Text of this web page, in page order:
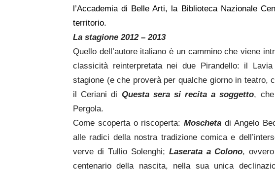
l’Accademia di Belle Arti, la Biblioteca Nazionale
territorio.
La stagione 2012 – 2013
Quello dell’autore italiano è un cammino che viene
classicità reinterpretata nei due Pirandello: il
stagione (e che proverà per qualche giorno in teatro,
il Ceriani di Questa sera si recita a soggetto,
Pergola.
Come scoperta o riscoperta:Moscheta di Angelo
alle radici della nostra tradizione comica e
verve di Tullio Solenghi; Laserata a Colono,
centenario della nascita, nella sua unica